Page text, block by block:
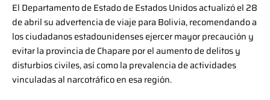
El Departamento de Estado de Estados Unidos actualizó el 28
de abril su advertencia de viaje para Bolivia, recomendando a
los ciudadanos estadounidenses ejercer mayor precaución y
evitar la provincia de Chapare por el aumento de delitos y
disturbios civiles, así como la prevalencia de actividades
vinculadas al narcotráfico en esa región.